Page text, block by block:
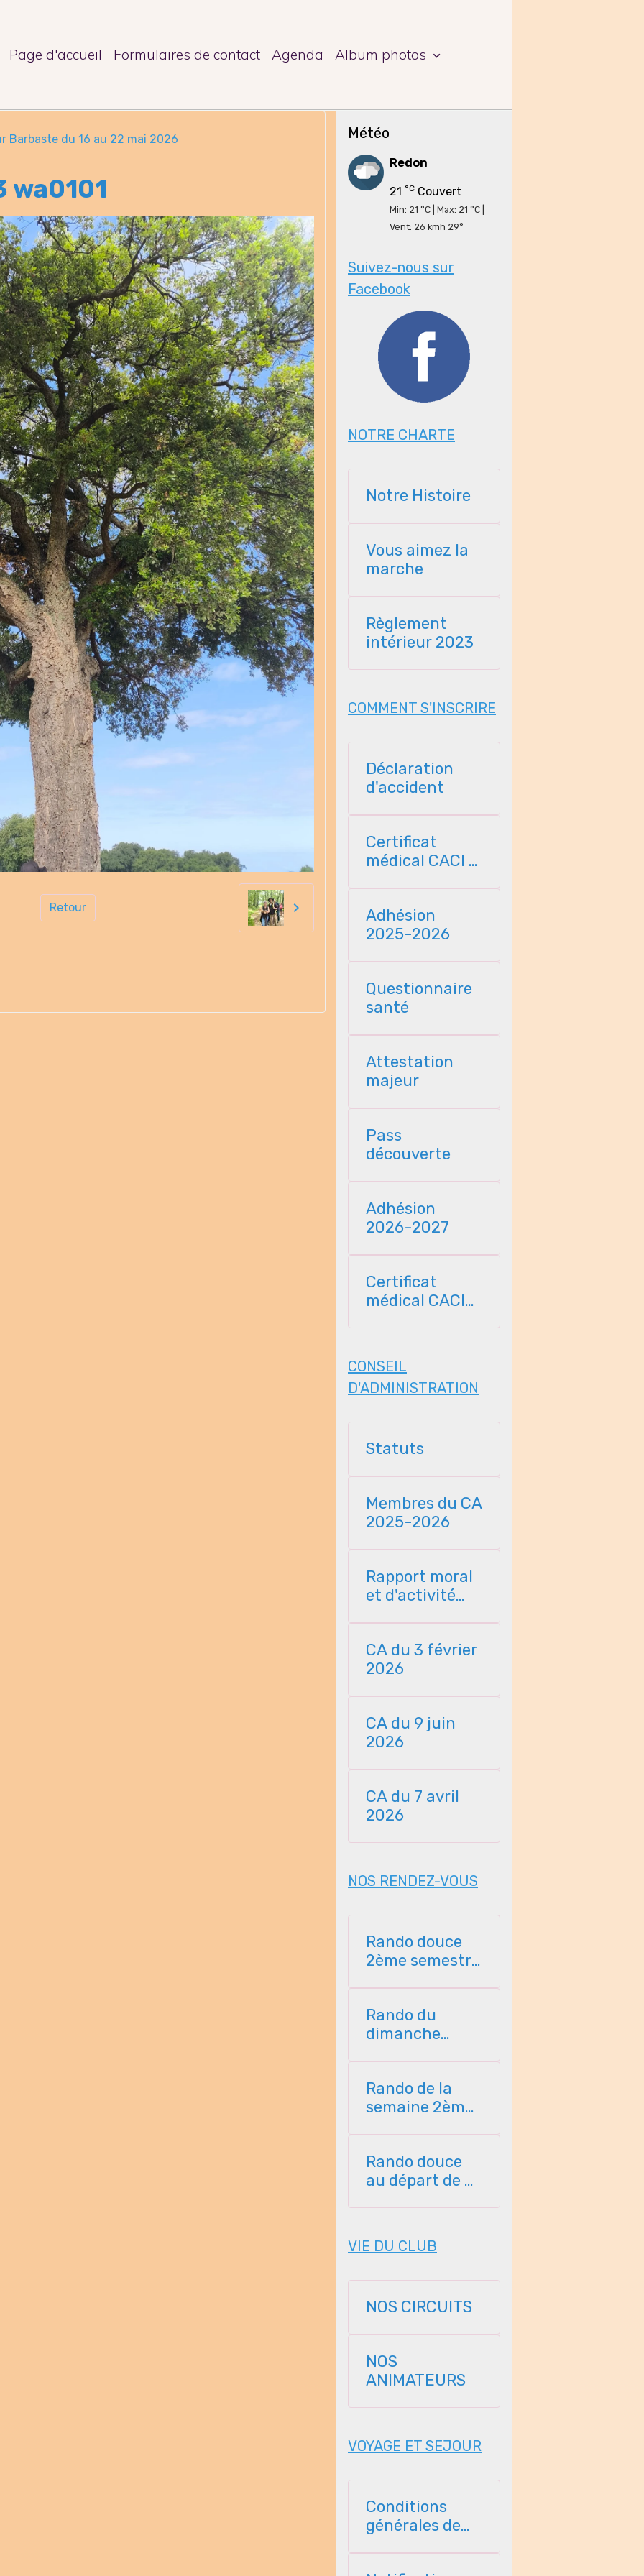
Page d'accueil Formulaires de contact Agenda Album photos
Barbaste du 16 au 22 mai 2026
wa0101
Retour
Météo
Redon
21 °C Couvert
Min: 21 °C | Max: 21 °C |
Vent: 26 kmh 29°
Suivez-nous sur
Facebook
NOTRE CHARTE
Notre Histoire
Vous aimez la
marche
Règlement
intérieur 2023
COMMENT S'INSCRIRE
Déclaration
d'accident
Certificat
médical CACI -
Adhésion
2025-2026
Questionnaire
santé
Attestation
majeur
Pass
découverte
Adhésion
2026-2027
Certificat
médical CACI
CONSEIL
D'ADMINISTRATION
Statuts
Membres du CA
2025-2026
Rapport moral
et d'activité
CA du 3 février
2026
CA du 9 juin
2026
CA du 7 avril
2026
NOS RENDEZ-VOUS
Rando douce
2ème semestre
Rando du
dimanche
Rando de la
semaine 2ème
Rando douce
au départ de St
VIE DU CLUB
NOS CIRCUITS
NOS
ANIMATEURS
VOYAGE ET SEJOUR
Conditions
générales de